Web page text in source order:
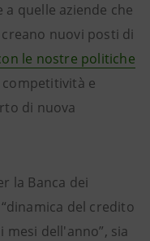
quelle aziende che
nuovi posti di
le nostre politiche
e
di nuova
la Banca dei
del credito
dell'anno”, sia